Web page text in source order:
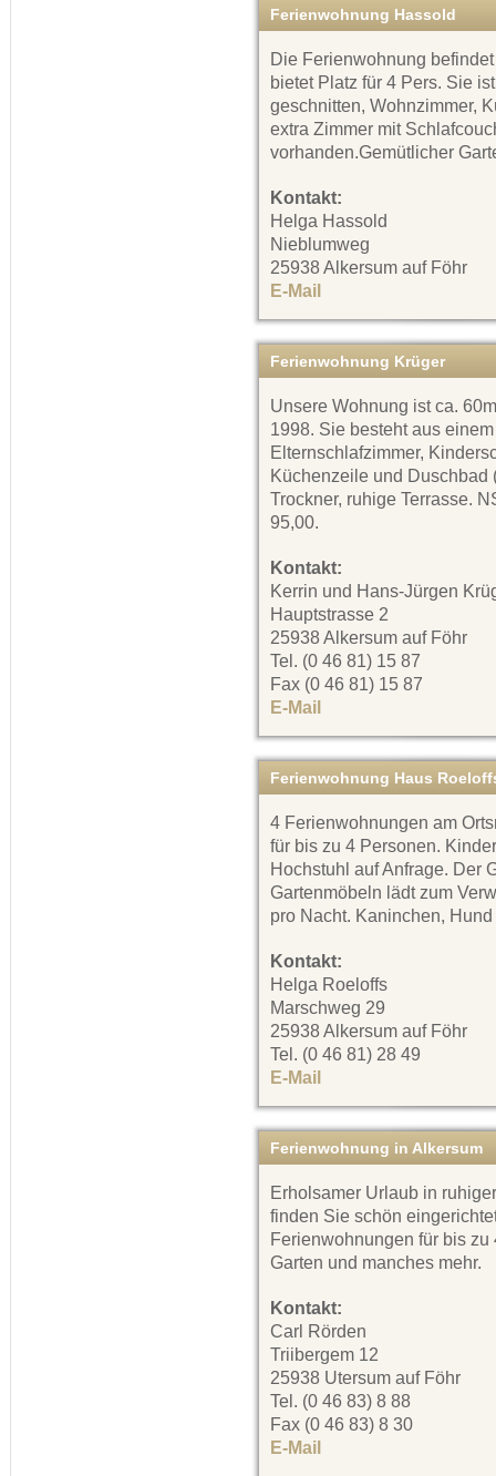
Ferienwohnung Hassold
Die Ferienwohnung
bietet Platz für 4 Pers. Sie
geschnitten, Wohnzimmer,
extra Zimmer mit
vorhanden.Gemütlicher
Kontakt:
Helga Hassold
Nieblumweg
25938 Alkersum auf Föhr
E-Mail
Ferienwohnung Krüger
Unsere Wohnung ist ca.
1998. Sie besteht aus einem
Elternschlafzimmer,
Küchenzeile und Duschbad
Trockner, ruhige Terrasse.
95,00.
Kontakt:
Kerrin und Hans-Jürgen
Hauptstrasse 2
25938 Alkersum auf Föhr
Tel. (0 46 81) 15 87
Fax (0 46 81) 15 87
E-Mail
Ferienwohnung Haus
4 Ferienwohnungen am
für bis zu 4 Personen.
Hochstuhl auf Anfrage. Der
Gartenmöbeln lädt zum
pro Nacht. Kaninchen,
Kontakt:
Helga Roeloffs
Marschweg 29
25938 Alkersum auf Föhr
Tel. (0 46 81) 28 49
E-Mail
Ferienwohnung in Alkersum
Erholsamer Urlaub in
finden Sie schön
Ferienwohnungen für bis
Garten und manches mehr.
Kontakt:
Carl Rörden
Triibergem 12
25938 Utersum auf Föhr
Tel. (0 46 83) 8 88
Fax (0 46 83) 8 30
E-Mail